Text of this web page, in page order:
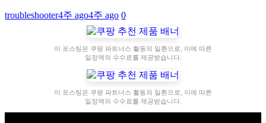
troubleshooter4주 ago4주 ago 0
이 포스팅은 쿠팡 파트너스 활동의 일환으로, 이에 따른
일정액의 수수료를 제공받습니다.
이 포스팅은 쿠팡 파트너스 활동의 일환으로, 이에 따른
일정액의 수수료를 제공받습니다.